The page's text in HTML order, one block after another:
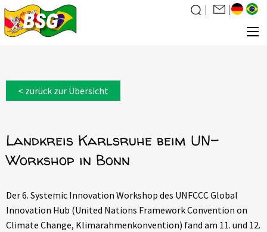
Was wir tun
Veranstaltungen
Galerie
Kontakt
Mitglied werden
< zurück zur Übersicht
Landkreis Karlsruhe beim UN-
Workshop in Bonn
Der 6. Systemic Innovation Workshop des UNFCCC Global
Innovation Hub (United Nations Framework Convention on
Climate Change, Klimarahmenkonvention) fand am 11. und 12.